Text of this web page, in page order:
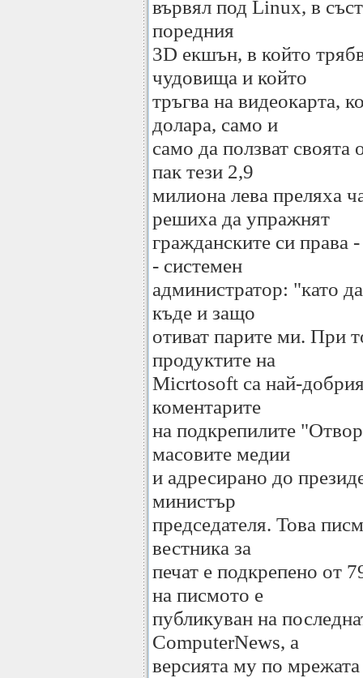
вървял под Linux, в
поредния
3D екшън, в който
чудовища и който
тръгва на видеокарта,
долара, само и
само да ползват
пак тези 2,9
милиона лева преляха
решиха да упражнят
гражданските си
- системен
администратор: "като
къде и защо
отиват парите ми. При
продуктите на
Micrtosoft са най-
коментарите
на подкрепилите
масовите медии
и адресирано до
министър
председателя. Това
вестника за
печат е подкрепено от
на писмото е
публикуван на
ComputerNews, а
версията му по